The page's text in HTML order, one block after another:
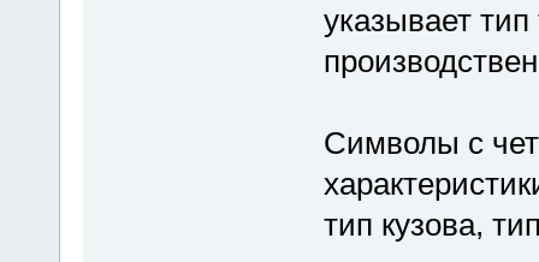
указывает тип
Символы с
тип кузова,